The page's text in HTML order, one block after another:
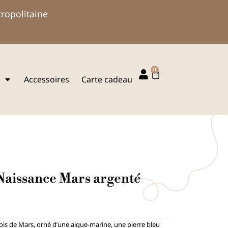
Accessoires Carte cadeau
0
Panier
Mars argenté
de Mars, orné d’une aigue-marine, une pierre bleu